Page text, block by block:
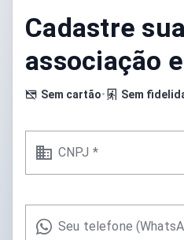
Cadastre sua
associação
Sem cartão• Sem
CNPJ *
Seu telefone